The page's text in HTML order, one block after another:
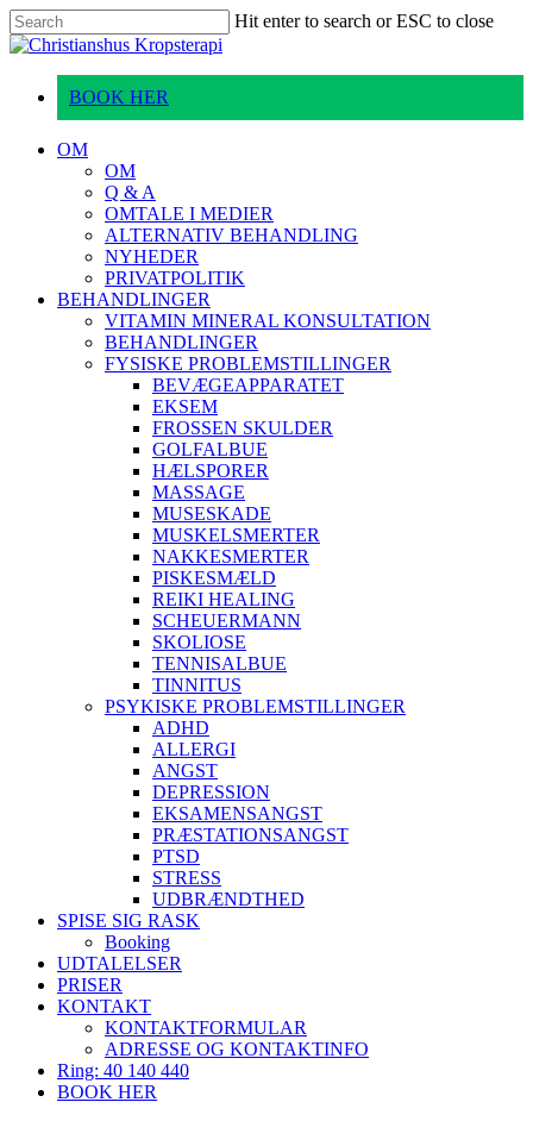
Skip
to
Hit enter to search or ESC to close
Close
BOOK HER
Menu
OM
OM
Q & A
OMTALE I MEDIER
ALTERNATIV BEHANDLING
NYHEDER
PRIVATPOLITIK
BEHANDLINGER
VITAMIN MINERAL KONSULTATION
BEHANDLINGER
FYSISKE PROBLEMSTILLINGER
BEVÆGEAPPARATET
EKSEM
FROSSEN SKULDER
GOLFALBUE
HÆLSPORER
MASSAGE
MUSESKADE
MUSKELSMERTER
NAKKESMERTER
PISKESMÆLD
REIKI HEALING
SCHEUERMANN
SKOLIOSE
TENNISALBUE
TINNITUS
PSYKISKE PROBLEMSTILLINGER
ADHD
ALLERGI
ANGST
DEPRESSION
EKSAMENSANGST
PRÆSTATIONSANGST
PTSD
STRESS
UDBRÆNDTHED
SPISE SIG RASK
Booking
UDTALELSER
PRISER
KONTAKT
KONTAKTFORMULAR
ADRESSE OG KONTAKTINFO
Ring: 40 140 440
BOOK HER